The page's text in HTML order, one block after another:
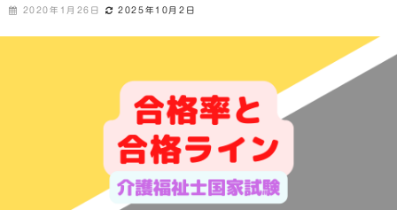
2020年1月26日 2025年10月2日